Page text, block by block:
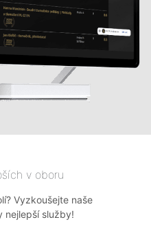
v oboru
Vyzkoušejte naše
nejlepší služby!